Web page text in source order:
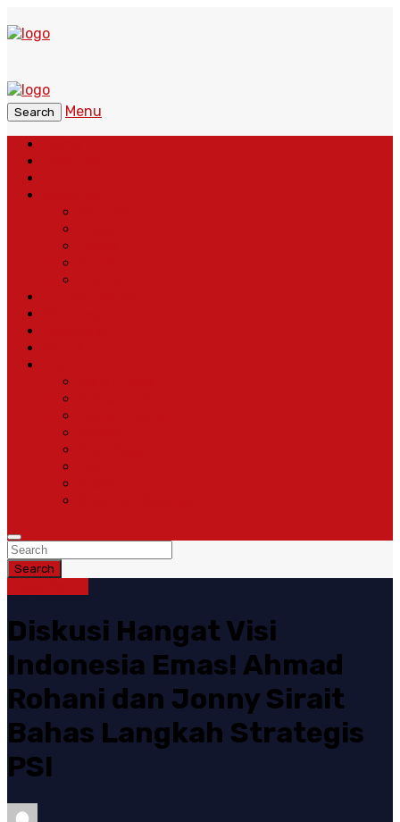
Search
Menu
Search
Diskusi Hangat Visi
Indonesia Emas! Ahmad
Rohani dan Jonny Sirait
Bahas Langkah Strategis
PSI